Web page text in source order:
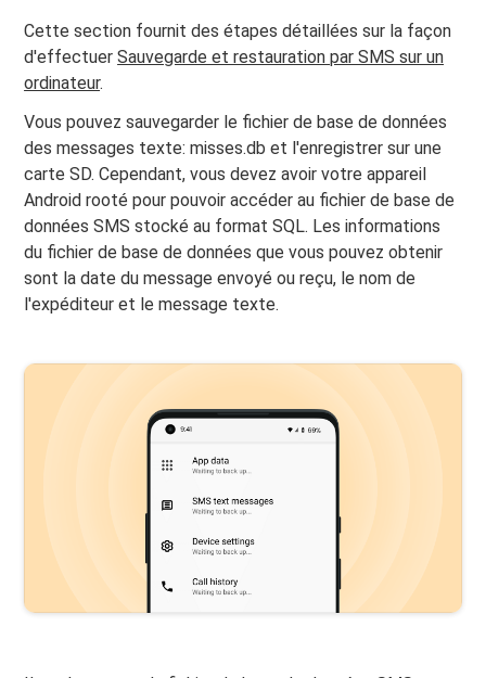
Cette section fournit des étapes détaillées sur la façon
d'effectuerSauvegarde et restauration par SMS sur un
ordinateur.
Vous pouvez sauvegarder le fichier de base de données
des messages texte: misses.db et l'enregistrer sur une
carte SD. Cependant, vous devez avoir votre appareil
Android rooté pour pouvoir accéder au fichier de base de
données SMS stocké au format SQL. Les informations
du fichier de base de données que vous pouvez obtenir
sont la date du message envoyé ou reçu, le nom de
l'expéditeur et le message texte.